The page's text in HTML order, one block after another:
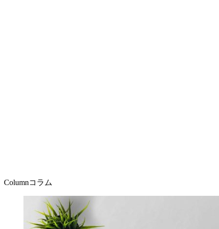
Columnコラム